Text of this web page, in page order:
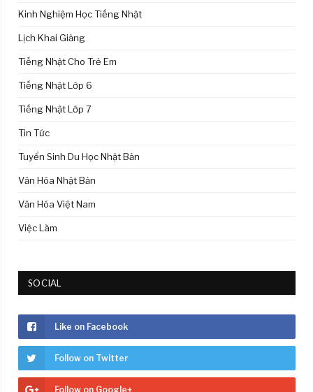
Kinh Nghiệm Học Tiếng Nhật
Lịch Khai Giảng
Tiếng Nhật Cho Trẻ Em
Tiếng Nhật Lớp 6
Tiếng Nhật Lớp 7
Tin Tức
Tuyển Sinh Du Học Nhật Bản
Văn Hóa Nhật Bản
Văn Hóa Việt Nam
Việc Làm
SOCIAL
Like on Facebook
Follow on Twitter
Follow on Google+